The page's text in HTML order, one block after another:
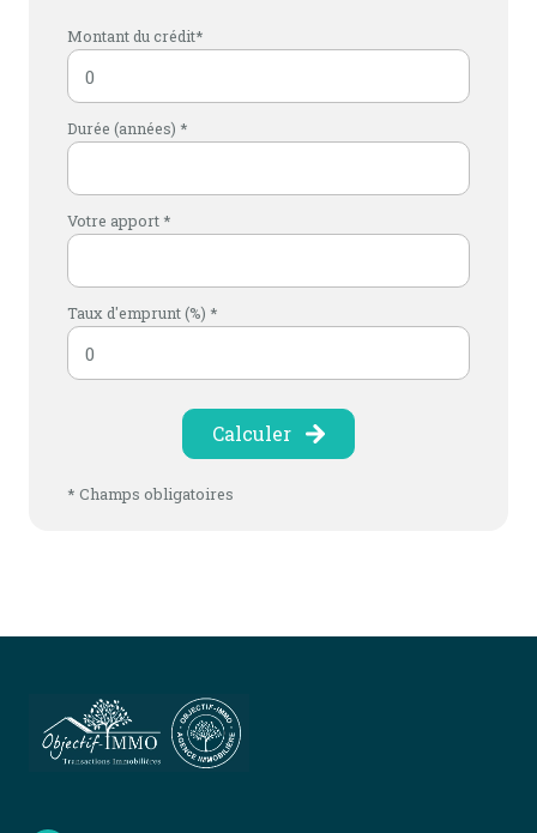
Montant du crédit*
Durée (années) *
Votre apport *
Taux d'emprunt (%) *
Calculer
* Champs obligatoires